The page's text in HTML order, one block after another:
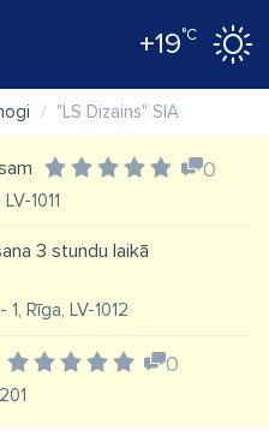
+19°C
"LS Dizains" SIA
0
1011
3 stundu laikā
Rīga, LV-1012
0